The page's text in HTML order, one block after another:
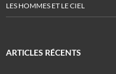
LES HOMMES ET LE CIEL
ARTICLES RÉCENTS